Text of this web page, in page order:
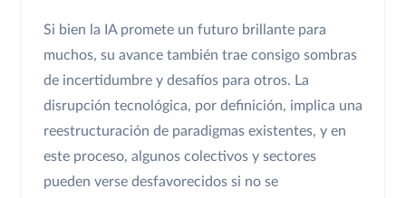
Si bien la IA promete un futuro brillante para
muchos, su avance también trae consigo sombras
de incertidumbre y desafíos para otros. La
disrupción tecnológica, por definición, implica una
reestructuración de paradigmas existentes, y en
este proceso, algunos colectivos y sectores
pueden verse desfavorecidos si no se